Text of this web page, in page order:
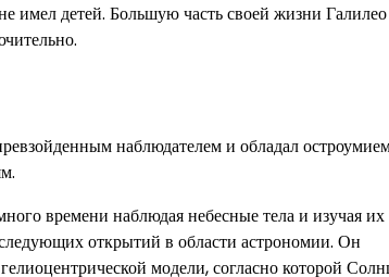
имел детей. Большую часть своей жизни Галилео
наблюдателем и обладал
времени наблюдая небесные тела и изучая их
открытий в области астрономии. Он
модели, согласно которой